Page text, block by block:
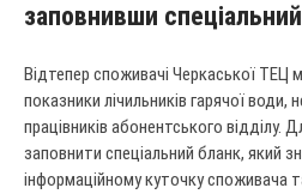
заповнивши
Відтепер споживачі Черкаської ТЕЦ
показники лічильників гарячої
працівників абонентського відділу.
заповнити спеціальний бланк, який
інформаційному куточку споживача